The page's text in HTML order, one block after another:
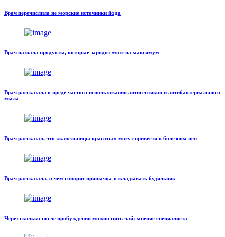
Врач перечислила не морские источники йода
Врач назвала продукты, которые зарядят мозг на максимум
Врач рассказала о вреде частого использования антисептиков и антибактериального
мыла
Врач рассказал, что «капельницы красоты» могут привести к болезням вен
Врач рассказала, о чем говорит привычка откладывать будильник
Через сколько после пробуждения можно пить чай: мнение специалиста